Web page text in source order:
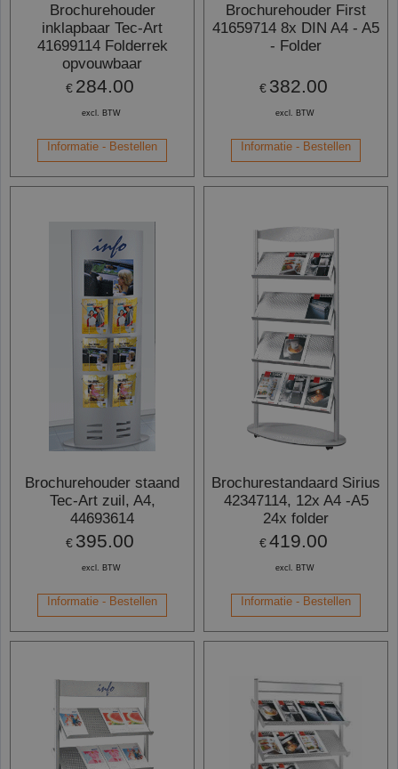
Brochurehouder
inklapbaar Tec-Art
41699114 Folderrek
opvouwbaar
€ 284.00
excl. BTW
Informatie - Bestellen
Brochurehouder First
41659714 8x DIN A4 - A5
- Folder
€ 382.00
excl. BTW
Informatie - Bestellen
Brochurehouder staand
Tec-Art zuil, A4,
44693614
€ 395.00
excl. BTW
Informatie - Bestellen
Brochurestandaard Sirius
42347114, 12x A4 -A5
24x folder
€419.00
excl. BTW
Informatie - Bestellen